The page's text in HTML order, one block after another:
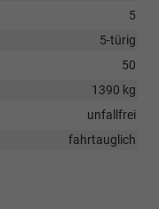
5
5-türig
50
1390 kg
unfallfrei
fahrtauglich